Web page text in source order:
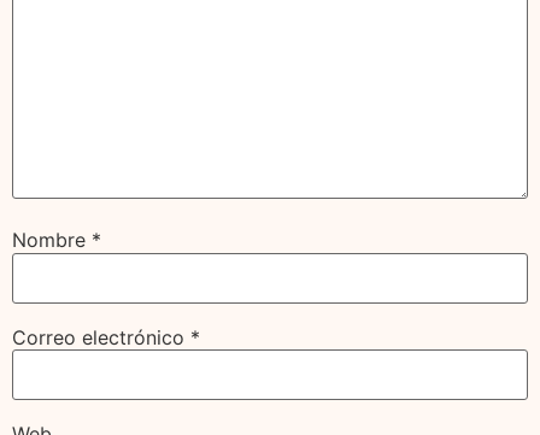
Nombre *
Correo electrónico *